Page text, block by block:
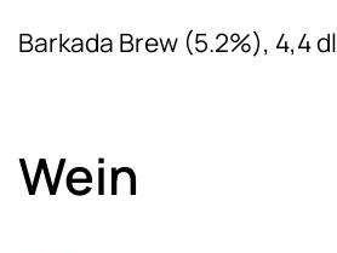
Barkada Brew (5.2%), 4,4 dl
Wein